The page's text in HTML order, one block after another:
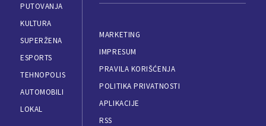
PUTOVANJA
KULTURA
SUPERŽENA
ESPORTS
TEHNOPOLIS
AUTOMOBILI
LOKAL
MARKETING
IMPRESUM
PRAVILA KORIŠĆENJA
POLITIKA PRIVATNOSTI
APLIKACIJE
RSS